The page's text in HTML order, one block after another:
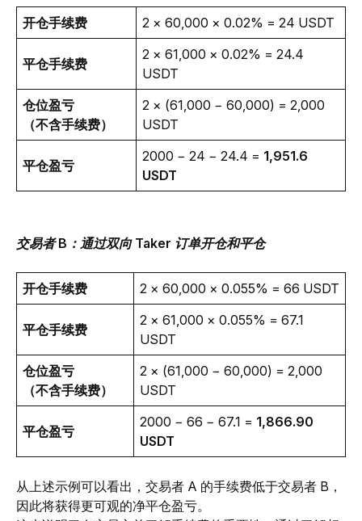
开仓手续费 2 × 60,000 × 0.02% = 24 USDT
平仓手续费
2 × 61,000 × 0.02% = 24.4
USDT
仓位盈亏
（不含手续费）
2 × (61,000 − 60,000) = 2,000
USDT
平仓盈亏
2000 − 24 − 24.4 = 1,951.6
USDT
交易者 B：通过双向 Taker 订单开仓和平仓
开仓手续费
平仓手续费
2 × 61,000 × 0.055% = 67.1
USDT
仓位盈亏
（不含手续费）
2 × (61,000 − 60,000) = 2,000
USDT
平仓盈亏
2000 − 66 − 67.1 = 1,866.90
USDT
从上述示例可以看出，交易者 A 的手续费低于交易者 B，
因此将获得更可观的净平仓盈亏。